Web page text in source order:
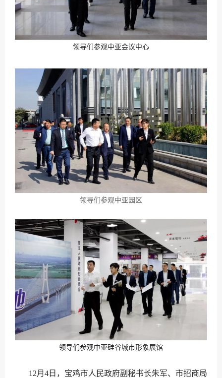
领导们参观中亚会议中心
领导们参观中亚园区
领导们参观中亚硅谷城市形象展馆
12月4日，宝鸡市人民政府副秘书长朱军、市招商局